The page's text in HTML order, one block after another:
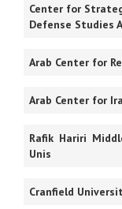
Center for
Defense Studies
Arab Center for
Arab Center for
Rafik Hariri
Unis
Cranfield